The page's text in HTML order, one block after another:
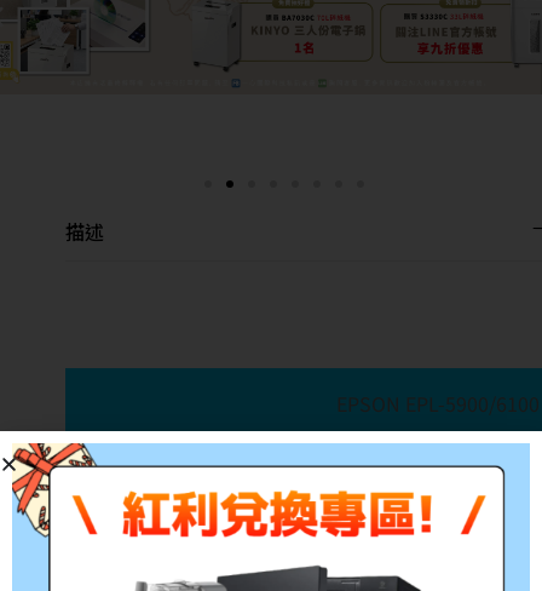
描述
EPSON EPL-5900/
產品料號:S050087
適用機型:EPSON EPL-
EPSON EPL-
EPSON EPL-
EPSON EPL-